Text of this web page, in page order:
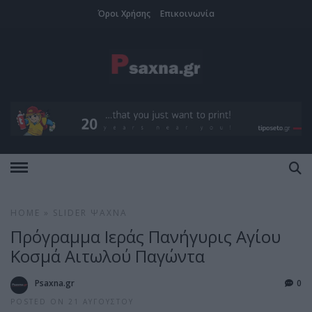
Όροι Χρήσης Επικοινωνία
HOME SLIDER ΨΑΧΝΆ
Πρόγραμμα Ιεράς Πανήγυρις Αγίου
Κοσμά Αιτωλού Παγώντα
Psaxna.gr
POSTED ON 21 ΑΥΓΟΎΣΤΟΥ
0